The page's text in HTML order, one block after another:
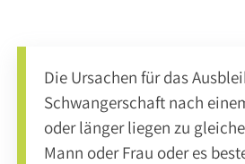
DR.
EXLER
DR.
AUGART
Die Ursachen für das
Schwangerschaft nach
oder länger liegen zu
Mann oder Frau oder es